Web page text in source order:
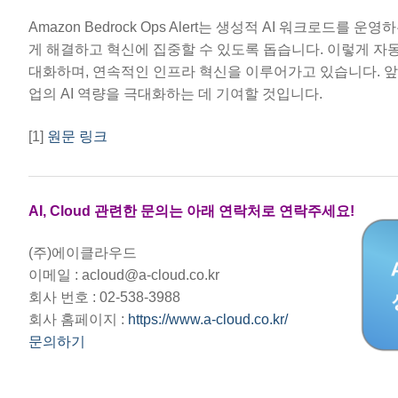
Amazon Bedrock Ops Alert는 생성적 AI 워크로드를 운영
게 해결하고 혁신에 집중할 수 있도록 돕습니다. 이렇게
대화하며, 연속적인 인프라 혁신을 이루어가고 있습니다.
업의 AI 역량을 극대화하는 데 기여할 것입니다.
[1] 원문 링크
AI, Cloud 관련한 문의는 아래 연락처로 연락주세요!
(주)에이클라우드
이메일 : acloud@a-cloud.co.kr
회사 번호 : 02-538-3988
회사 홈페이지 : https://www.a-cloud.co.kr/
문의하기